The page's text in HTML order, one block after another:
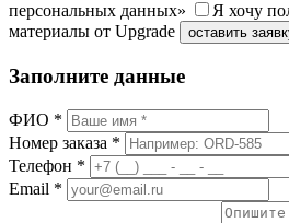
персональных данных»
Я хочу
материалы от Upgrade
оставить
Заполните данные
ФИО *
Номер заказа *
Телефон *
Email *